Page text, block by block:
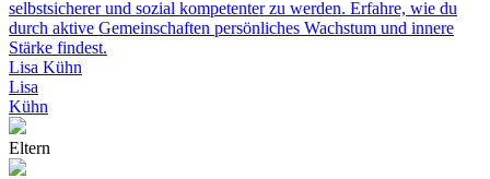
selbstsicherer und sozial kompetenter zu werden. Erfahre, wie du
durch aktive Gemeinschaften persönliches Wachstum und innere
Stärke findest.
Lisa Kühn
Lisa
Kühn
Eltern